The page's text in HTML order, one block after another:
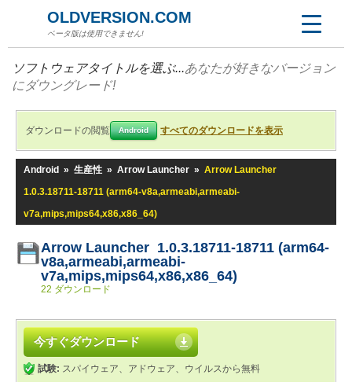
OLDVERSION.COM
ベータ版は使用できません!
ソフトウェアタイトルを選ぶ...あなたが好きなバージョン
にダウングレード!
ダウンロードの閲覧 Android すべてのダウンロードを表示
Android » 生産性 » Arrow Launcher » Arrow Launcher
1.0.3.18711-18711 (arm64-v8a,armeabi,armeabi-
v7a,mips,mips64,x86,x86_64)
Arrow Launcher 1.0.3.18711-18711 (arm64-
v8a,armeabi,armeabi-
v7a,mips,mips64,x86,x86_64)
22 ダウンロード
今すぐダウンロード
試験: スパイウェア、アドウェア、ウイルスから無料